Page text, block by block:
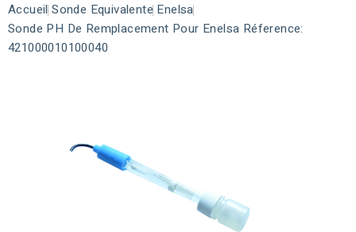
Accueil Sonde Equivalente Enelsa
Sonde PH De Remplacement Pour Enelsa Réference:
421000010100040